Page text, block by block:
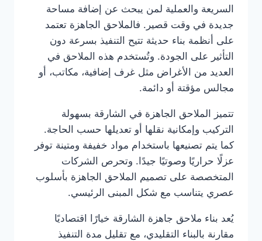
السريعة والعملية لمن يبحث عن إضافة مساحة
جديدة في وقت قصير. فالملاحق الجاهزة تعتمد
على أنظمة بناء حديثة تتيح التنفيذ بسرعة دون
التأثير على الجودة. وتُستخدم هذه الملاحق في
العديد من الأغراض مثل غرف إضافية، مكاتب، أو
مجالس مؤقتة أو دائمة.
تتميز الملاحق الجاهزة في الشارقة بسهولة
التركيب وإمكانية نقلها أو تعديلها حسب الحاجة.
كما يتم تصنيعها باستخدام مواد خفيفة ومتينة توفر
عزلًا حراريًا وصوتيًا جيدًا. وتحرص الشركات
المتخصصة على تصميم الملاحق الجاهزة بأسلوب
عصري يتناسب مع شكل المبنى الرئيسي.
يُعد بناء ملاحق جاهزة الشارقة خيارًا اقتصاديًا
مقارنة بالبناء التقليدي، مع تقليل مدة التنفيذ